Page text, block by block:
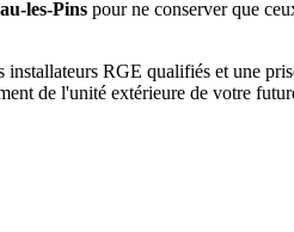
les-Pins pour ne conserver que
RGE qualifiés et une
de l'unité extérieure de votre